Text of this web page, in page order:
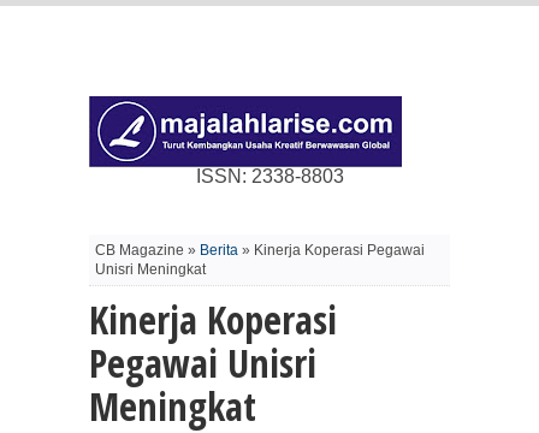
ISSN: 2338-8803
CB Magazine » Berita » Kinerja Koperasi Pegawai
Unisri Meningkat
Kinerja Koperasi
Pegawai Unisri
Meningkat